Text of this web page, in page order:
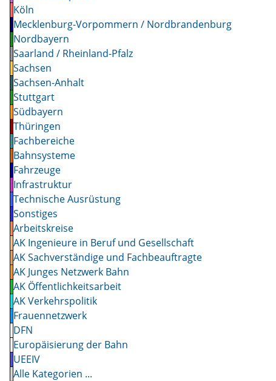
Köln
Mecklenburg-Vorpommern / Nordbrandenburg
Nordbayern
Saarland / Rheinland-Pfalz
Sachsen
Sachsen-Anhalt
Stuttgart
Südbayern
Thüringen
Fachbereiche
Bahnsysteme
Fahrzeuge
Infrastruktur
Technische Ausrüstung
Sonstiges
Arbeitskreise
AK Ingenieure in Beruf und Gesellschaft
AK Sachverständige und Fachbeauftragte
AK Junges Netzwerk Bahn
AK Öffentlichkeitsarbeit
AK Verkehrspolitik
Frauennetzwerk
DFN
Europäisierung der Bahn
UEEIV
Alle Kategorien ...